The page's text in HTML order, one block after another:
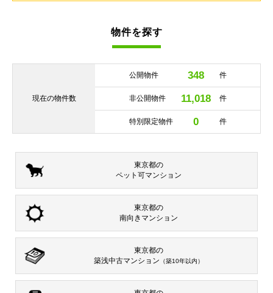
物件を探す
現在の物件数
公開物件 348 件
非公開物件 11,018 件
特別限定物件 0 件
東京都の
ペット可マンション
東京都の
南向き マンション
東京都の
築浅中古マンション （築10年以内）